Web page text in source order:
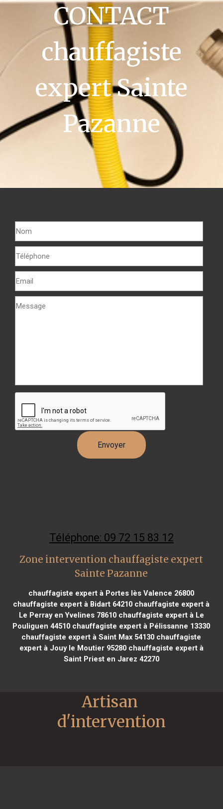
CONTACT
chauffagiste
expert Sainte
Pazanne
Téléphone: 09 72 15 83 12
Zone intervention chauffagiste expert
Sainte Pazanne
chauffagiste expert à Portes lès Valence 26800
chauffagiste expert à Bidart 64210 chauffagiste expert à
Le Perray en Yvelines 78610chauffagiste expert à Le
Pouliguen 44510 chauffagiste expert à Pélissanne 13330
chauffagiste expert à Saint Max 54130 chauffagiste
expert à Jouy le Moutier 95280chauffagiste expert à
Saint Priest en Jarez 42270
Artisan
d'intervention